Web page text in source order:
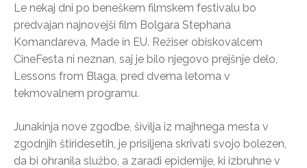
Le nekaj dni po beneškem filmskem festivalu bo
predvajan najnovejši film Bolgara Stephana
Komandareva, Made in EU. Režiser obiskovalcem
CineFesta ni neznan, saj je bilo njegovo prejšnje delo,
Lessons from Blaga, pred dvema letoma v
tekmovalnem programu.
Junakinja nove zgodbe, šivilja iz majhnega mesta v
zgodnjih štiridesetih, je prisiljena skrivati svojo bolezen,
da bi ohranila službo, a zaradi epidemije, ki izbruhne v